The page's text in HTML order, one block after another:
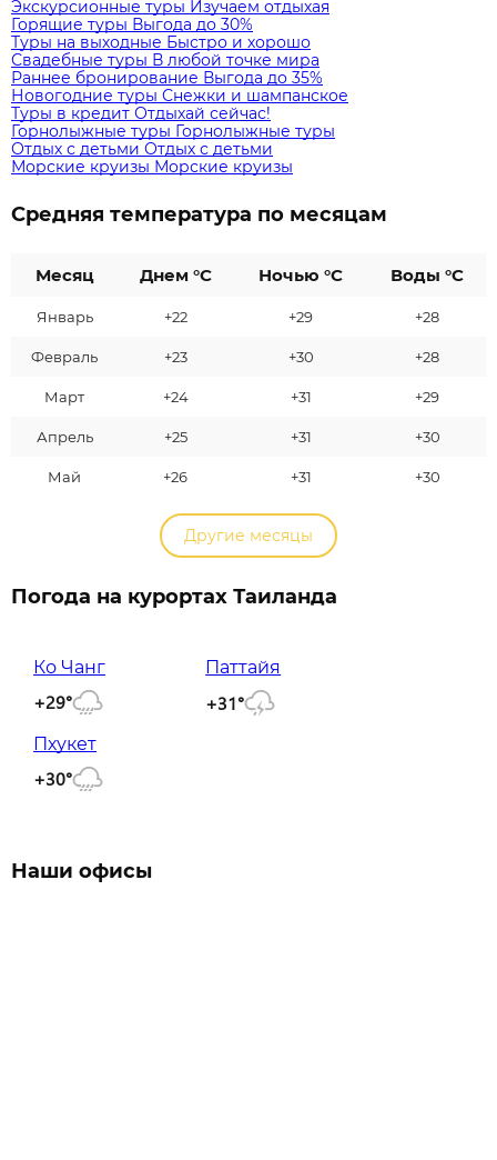
Экскурсионные туры Изучаем отдыхая
Горящие туры Выгода до 30%
Туры на выходные Быстро и хорошо
Свадебные туры В любой точке мира
Раннее бронирование Выгода до 35%
Новогодние туры Снежки и шампанское
Туры в кредит Отдыхай сейчас!
Горнолыжные туры Горнолыжные туры
Отдых с детьми Отдых с детьми
Морские круизы Морские круизы
Средняя температура по месяцам
Месяц Днем °C Ночью °C Воды °C
Январь +22 +29 +28
Февраль +23 +30 +28
Март +24 +31 +29
Апрель +25 +31 +30
Май +26 +31 +30
Другие месяцы
Погода на курортах Таиланда
Ко Чанг
+29°
Паттайя
+31°
Пхукет
+30°
Наши офисы